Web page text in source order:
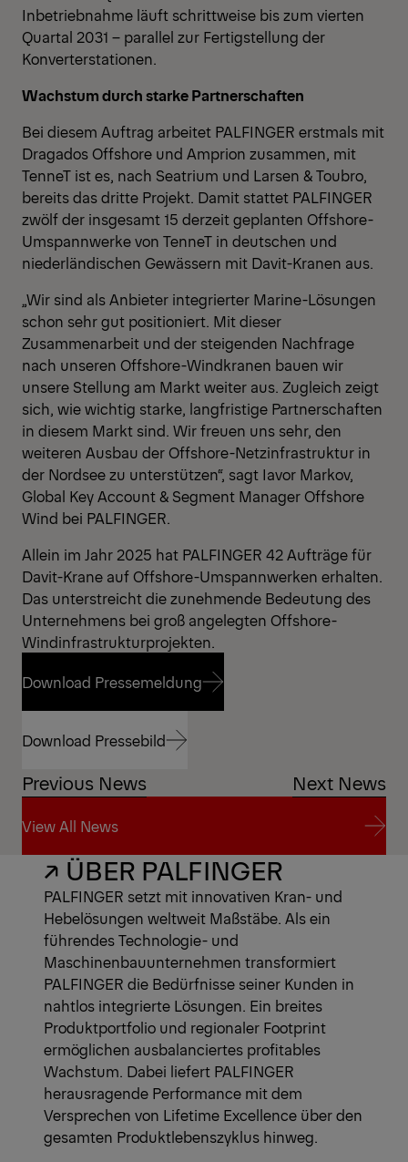
Inbetriebnahme läuft schrittweise bis zum vierten
Quartal 2031 – parallel zur Fertigstellung der
Konverterstationen.
Wachstum durch starke Partnerschaften
Bei diesem Auftrag arbeitet PALFINGER erstmals mit
Dragados Offshore und Amprion zusammen, mit
TenneT ist es, nach Seatrium und Larsen & Toubro,
bereits das dritte Projekt. Damit stattet PALFINGER
zwölf der insgesamt 15 derzeit geplanten Offshore-
Umspannwerke von TenneT in deutschen und
niederländischen Gewässern mit Davit-Kranen aus.
„Wir sind als Anbieter integrierter Marine-Lösungen
schon sehr gut positioniert. Mit dieser
Zusammenarbeit und der steigenden Nachfrage
nach unseren Offshore-Windkranen bauen wir
unsere Stellung am Markt weiter aus. Zugleich zeigt
sich, wie wichtig starke, langfristige Partnerschaften
in diesem Markt sind. Wir freuen uns sehr, den
weiteren Ausbau der Offshore-Netzinfrastruktur in
der Nordsee zu unterstützen“, sagt Iavor Markov,
Global Key Account & Segment Manager Offshore
Wind bei PALFINGER.
Allein im Jahr 2025 hat PALFINGER 42 Aufträge für
Davit-Krane auf Offshore-Umspannwerken erhalten.
Das unterstreicht die zunehmende Bedeutung des
Unternehmens bei groß angelegten Offshore-
Windinfrastrukturprojekten.
Download Pressemeldung
Download Pressemeldung
Download Pressebild
Download Pressebild
Previous News Next News
View All News
View All News
↗ ÜBER PALFINGER
PALFINGER setzt mit innovativen Kran- und
Hebelösungen weltweit Maßstäbe. Als ein
führendes Technologie- und
Maschinenbauunternehmen transformiert
PALFINGER die Bedürfnisse seiner Kunden in
nahtlos integrierte Lösungen. Ein breites
Produktportfolio und regionaler Footprint
ermöglichen ausbalanciertes profitables
Wachstum. Dabei liefert PALFINGER
herausragende Performance mit dem
Versprechen von Lifetime Excellence über den
gesamten Produktlebenszyklus hinweg.